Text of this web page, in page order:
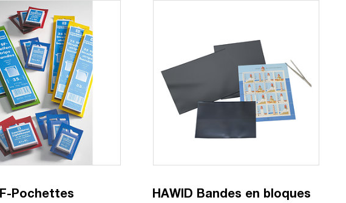
Pochettes HAWID Bandes en bloques